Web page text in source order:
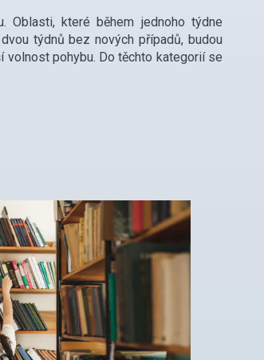
které během jednoho týdne
týdnů bez nových případů, budou
volnost pohybu. Do těchto kategorií se